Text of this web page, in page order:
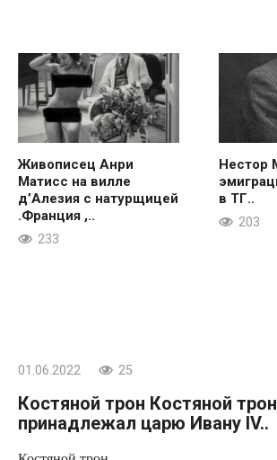
Живописец Анри
Матисс на вилле
д’Алезия с натурщицей
.Франция ,..
233
Нестор
в ТГ..
203
01.06.2022 25
Костяной трон Костяной
принадлежал царю Ивану IV..